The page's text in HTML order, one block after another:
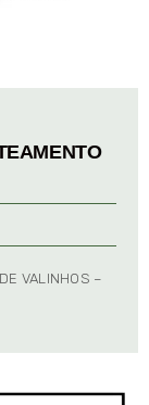
VALINHOS –